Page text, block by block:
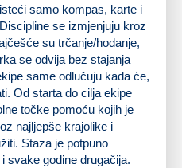
samo kompas, karte i
se izmjenjuju kroz
su trčanje/hodanje,
se odvija bez stajanja
same odlučuju kada će,
Od starta do cilja ekipe
točke pomoću kojih je
najljepše krajolike i
Staza je potpuno
svake godine drugačija.